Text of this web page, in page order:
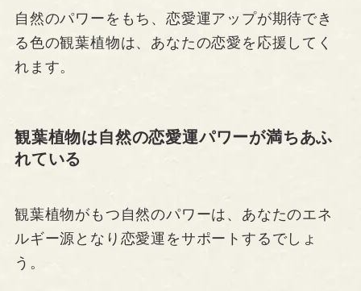
自然のパワーをもち、恋愛運アップが期待でき
る色の観葉植物は、あなたの恋愛を応援してく
れます。
観葉植物は自然の恋愛運パワーが満ちあふ
れている
観葉植物がもつ自然のパワーは、あなたのエネ
ルギー源となり恋愛運をサポートするでしょ
う。